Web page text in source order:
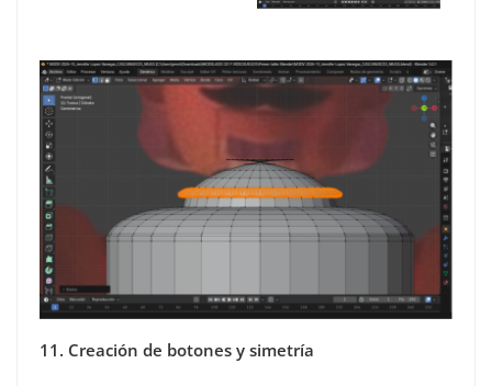
11. Creación de botones y simetría